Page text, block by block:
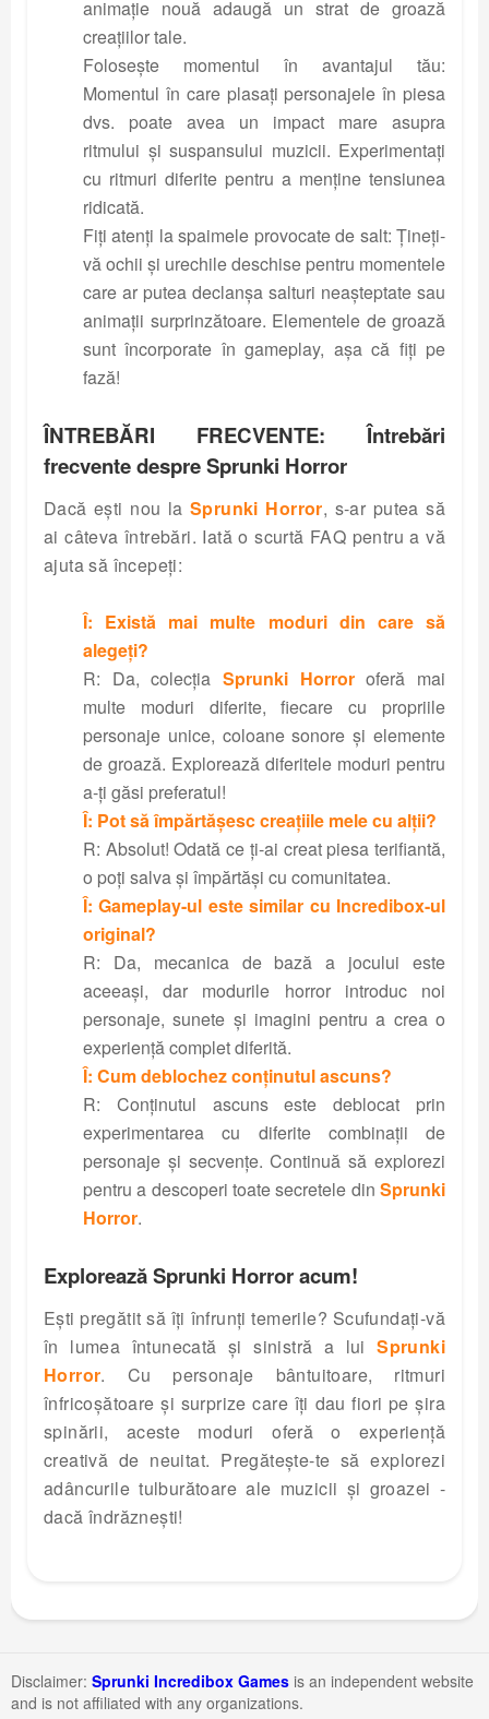
animație nouă adaugă un strat de groază
creațiilor tale.
Folosește momentul în avantajul tău:
Momentul în care plasați personajele în piesa
dvs. poate avea un impact mare asupra
ritmului și suspansului muzicii. Experimentați
cu ritmuri diferite pentru a menține tensiunea
ridicată.
Fiți atenți la spaimele provocate de salt: Țineți-
vă ochii și urechile deschise pentru momentele
care ar putea declanșa salturi neașteptate sau
animații surprinzătoare. Elementele de groază
sunt încorporate în gameplay, așa că fiți pe
fază!
ÎNTREBĂRI FRECVENTE: Întrebări
frecvente despre Sprunki Horror
Dacă ești nou laSprunki Horror, s-ar putea să
ai câteva întrebări. Iată o scurtă FAQ pentru a vă
ajuta să începeți:
Î: Există mai multe moduri din care să
alegeți?
R: Da, colecția Sprunki Horroroferă mai
multe moduri diferite, fiecare cu propriile
personaje unice, coloane sonore și elemente
de groază. Explorează diferitele moduri pentru
a-ți găsi preferatul!
Î: Pot să împărtășesc creațiile mele cu alții?
R: Absolut! Odată ce ți-ai creat piesa terifiantă,
o poți salva și împărtăși cu comunitatea.
Î: Gameplay-ul este similar cu Incredibox-ul
original?
R: Da, mecanica de bază a jocului este
aceeași, dar modurile horror introduc noi
personaje, sunete și imagini pentru a crea o
experiență complet diferită.
Î: Cum deblochez conținutul ascuns?
R: Conținutul ascuns este deblocat prin
experimentarea cu diferite combinații de
personaje și secvențe. Continuă să explorezi
pentru a descoperi toate secretele din Sprunki
Horror.
Explorează Sprunki Horror acum!
Ești pregătit să îți înfrunți temerile? Scufundați-vă
în lumea întunecată și sinistră a luiSprunki
Horror. Cu personaje bântuitoare, ritmuri
înfricoșătoare și surprize care îți dau fiori pe șira
spinării, aceste moduri oferă o experiență
creativă de neuitat. Pregătește-te să explorezi
adâncurile tulburătoare ale muzicii și groazei -
dacă îndrăznești!
Disclaimer: Sprunki Incredibox Games is an independent website
and is not affiliated with any organizations.